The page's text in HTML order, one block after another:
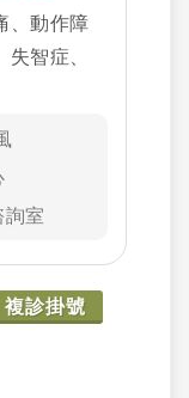
、動作障
智症、
詢室
複診掛號